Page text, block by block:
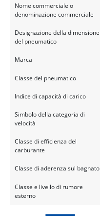
Nome commerciale o
denominazione commerciale
Designazione della dimensione
del pneumatico
Marca
Classe del pneumatico
Indice di capacità di carico
Simbolo della categoria di
velocità
Classe di efficienza del
carburante
Classe di aderenza sul bagnato
Classe e livello di rumore
esterno